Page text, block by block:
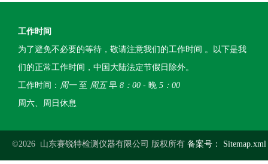
工作时间
为了避免不必要的等待，敬请注意我们的工作时间 。以下是我
们的正常工作时间，中国大陆法定节假日除外。
工作时间： 周一至 周五早 8：00 - 晚 5：00
周六、周日休息
©2026 山东赛锐特检测仪器有限公司 版权所有 备案号： Sitemap.xml